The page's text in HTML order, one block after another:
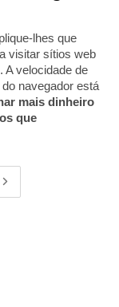
lhes que
visitar sítios web
A velocidade de
navegador está
mais dinheiro
que